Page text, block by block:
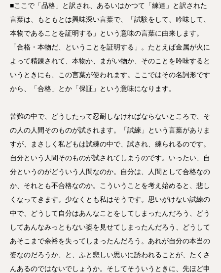
■ここで「品格」と訳され、あるいはかつて「練達」と訳された
言葉は、もともとは興味深い言葉で、「試験をして、吟味して、
本物であることを証明する」という意味の言葉に由来します。
「合格・本物だ、ということを証明する」。たとえば金属が火に
よって精錬されて、本物か、まがい物か、そのことを吟味すると
いうときにも、この言葉が使われます。ここではその名詞形です
から、「合格」とか「保証」という意味になります。
苦難の中で、どうしたって忍耐しなければならないところで、そ
の人の人間そのものが試されます。「試練」という言葉がありま
すが、まさしく私どもは試練の中で、試され、練られるのです。
自分という人間そのものが試されてしまうのです。いったい、自
分というのがどういう人間なのか。自分は、人間として合格なの
か、それとも不合格なのか。こういうことを考え始めると、悲し
くなってきます。少なくとも私はそうです。思いがけない試練の
中で、どうして自分はあんなことをしてしまったんだろう、どう
してあんなみっともない姿を見せてしまったんだろう、どうして
あそこまで余裕を失ってしまったんだろう。あれが自分の本当の
姿なのだろうか、と、ふと悲しい思いに誘われることが、たくさ
んあるのではないでしょうか。そしてそういうときに、先ほど申